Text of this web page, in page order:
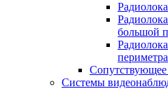
большой
периметра
Сопутствующее
Системы